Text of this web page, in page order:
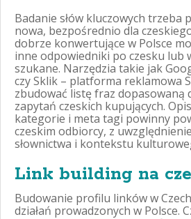
Badanie słów kluczowych trzeba
nowa, bezpośrednio dla
dobrze konwertujące w Polsce
inne odpowiedniki po czesku lub
szukane. Narzędzia takie jak
czy Sklik – platforma reklamowa
zbudować listę fraz dopasowaną
zapytań czeskich kupujących.
kategorie i meta tagi powinny
czeskim odbiorcy, z
słownictwa i kontekstu
Link building na
Budowanie profilu linków w
działań prowadzonych w Polsce.